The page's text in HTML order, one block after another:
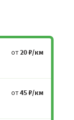
от20 ₽/км
от45 ₽/км